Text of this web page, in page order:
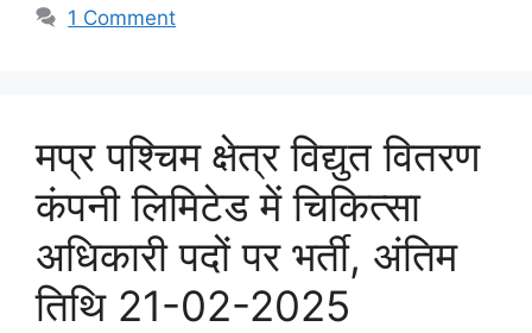
1 Comment
मप्र पश्चिम क्षेत्र विद्युत वितरण
कंपनी लिमिटेड में चिकित्सा
अधिकारी पदों पर भर्ती, अंतिम
तिथि 21-02-2025